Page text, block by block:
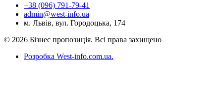
+38 (096) 791-79-41
admin@west-info.ua
м. Львів, вул. Городоцька, 174
© 2026 Бізнес пропозиція. Всі права захищено
Розробка West-info.com.ua.